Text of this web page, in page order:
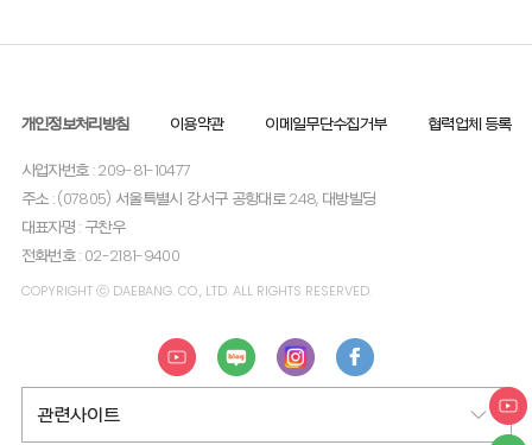
개인정보처리방침 이용약관 이메일무단수집거부 협력업체 등록
사업자번호 : 209-81-10477
주소 : (07805) 서울특별시 강서구 공항대로 248, 대방빌딩
대표자명 : 구찬우
전화번호 : 02-2181-9400
COPYRIGHT ⓒ DAEBANG. CO., LTD. ALL RIGHTS RESERVED.